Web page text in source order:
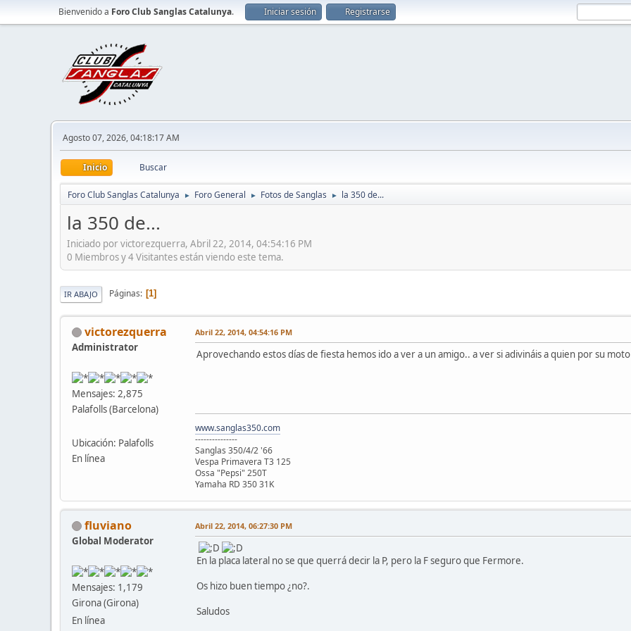
Bienvenido a Foro Club Sanglas Catalunya. Iniciar sesión Registrarse
Agosto 07, 2026, 04:18:17 AM
Inicio Buscar
Foro Club Sanglas Catalunya ► Foro General ► Fotos de Sanglas ► la 350 de...
la 350 de...
Iniciado por victorezquerra, Abril 22, 2014, 04:54:16 PM
0 Miembros y 4 Visitantes están viendo este tema.
IR ABAJO Páginas 1
victorezquerra
Administrator
Mensajes: 2,875
Palafolls (Barcelona)
Ubicación: Palafolls
En línea
Abril 22, 2014, 04:54:16 PM
Aprovechando estos días de fiesta hemos ido a ver a un amigo.. a ver si adivináis a quien por su
www.sanglas350.com
---------------
Sanglas 350/4/2 '66
Vespa Primavera T3 125
Ossa "Pepsi" 250T
Yamaha RD 350 31K
fluviano
Global Moderator
Mensajes: 1,179
Girona (Girona)
En línea
Abril 22, 2014, 06:27:30 PM
En la placa lateral no se que querrá decir la P, pero la F seguro que Fermore.
Os hizo buen tiempo ¿no?.
Saludos